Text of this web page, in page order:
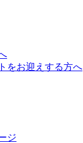
をお迎えする方へ
ジ